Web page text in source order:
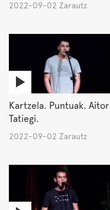
2022-09-02 Zarautz
Kartzela. Puntuak. Aitor
Tatiegi.
2022-09-02 Zarautz